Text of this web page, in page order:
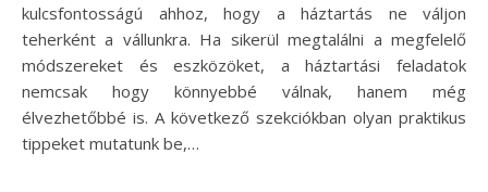
kulcsfontosságú ahhoz, hogy a háztartás ne váljon
teherként a vállunkra. Ha sikerül megtalálni a megfelelő
módszereket és eszközöket, a háztartási feladatok
nemcsak hogy könnyebbé válnak, hanem még
élvezhetőbbé is. A következő szekciókban olyan praktikus
tippeket mutatunk be,…